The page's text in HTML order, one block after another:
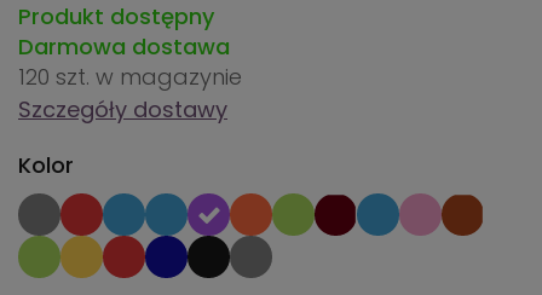
Produkt dostępny
Darmowa dostawa
120 szt. w magazynie
Szczegóły dostawy
Kolor